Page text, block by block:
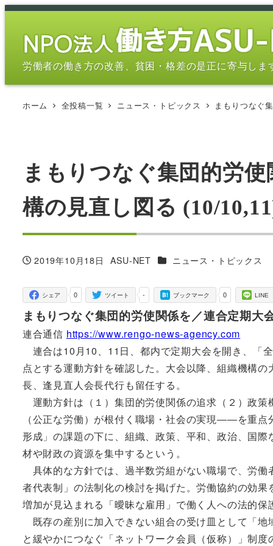
メ
労働者の働き方の改善、貧困・格差の是正に寄与しま
ホーム 全投稿一覧 ニュース・トピックス まもりつなぐ
まもりつなぐ集団的労
構の見直し図る (10/
投稿日
2019年10月18日
著
ASU-NET カテゴリー
ニュース・トピックス
0
シェア -
ツイート 0
ブックマーク LINE
まもりつなぐ集団的労使関係を／連合定期大
連合通信 https://www.rengo-news-agency.com
連合は10月10、11日、都内で定期大会を開き、「
点とする運動方針を確認した。大会以降、組織機構
長、逢見直人会長代行も留任する。
運動方針は（１）集団的労使関係の追求（２）政
（公正な労働）が根付く職場・社会の実現――を重
形成」の課題の下に、組織、政策、平和、政治、国
材や財政の資源を集中するという。
具体的な方針では、過半数労組がない職場で、労
者代表制」の法制化の検討を掲げた。労働協約の効
増加が見込まれる「曖昧な雇用」で働く人への法的
既存の産別に加入できない組合の受け皿として「
と緩やかにつなぐ「ネットワーク会員（仮称）」制